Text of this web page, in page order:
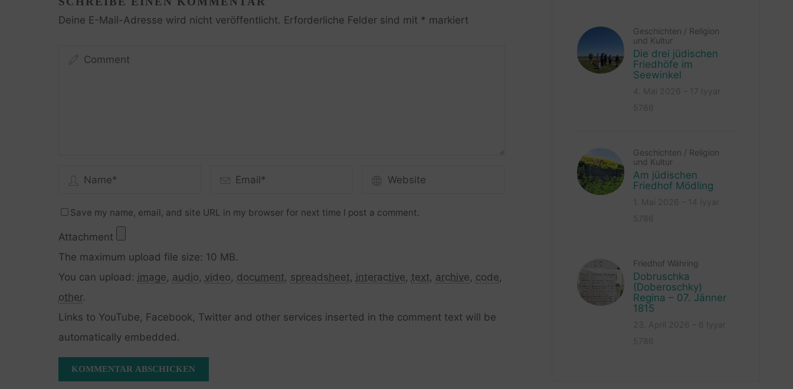
Deine E-Mail-Adresse wird nicht veröffentlicht. Erforderliche Felder sind mit * markiert
Save my name, email, and site URL in my browser for next time I post a comment.
Attachment
The maximum upload file size: 10 MB.
You can upload: image, audio, video, document, spreadsheet, interactive, text, archive, code,
other.
Links to YouTube, Facebook, Twitter and other services inserted in the comment text will be
automatically embedded.
Geschichten / Religion
und Kultur
Die drei jüdischen
Friedhöfe im
Seewinkel
Geschichten / Religion
und Kultur
Am jüdischen
Friedhof Mödling
Friedhof Währing
Dobruschka
(Doberoschky)
Regina – 07. Jänner
1815